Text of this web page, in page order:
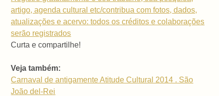
artigo, agenda cultural etc/contribua com fotos, dados,
atualizações e acervo: todos os créditos e colaborações
serão registrados
Curta e compartilhe!
Veja também:
Carnaval de antigamente Atitude Cultural 2014 . São
João del-Rei